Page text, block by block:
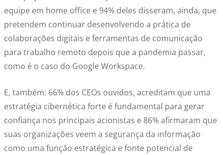
equipe em home office e 94% deles disseram, ainda, que
pretendem continuar desenvolvendo a prática de
colaborações digitais e ferramentas de comunicação
para trabalho remoto depois que a pandemia passar,
como é o caso do Google Workspace.
E, também: 66% dos CEOs ouvidos, acreditam que uma
estratégia cibernética forte é fundamental para gerar
confiança nos principais acionistas e 86% afirmaram que
suas organizações veem a segurança da informação
como uma função estratégica e fonte potencial de